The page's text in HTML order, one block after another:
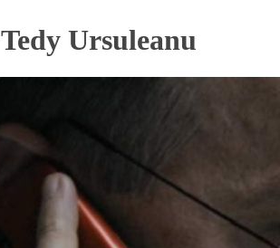
Tedy Ursuleanu